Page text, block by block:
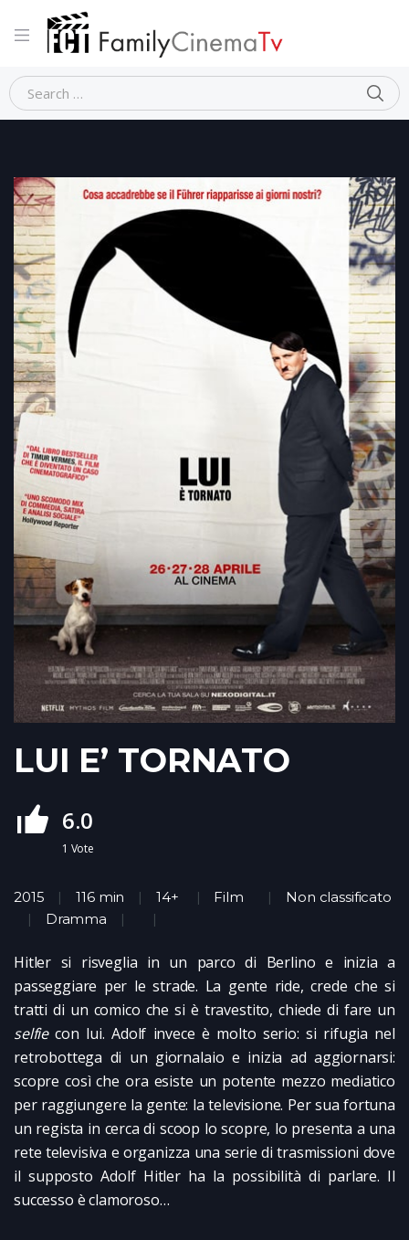
Home Dramma
LUI E’ TORNATO
6.0
1 Vote
2015 116 min 14+ Film
Non classificato
Dramma
Hitler si risveglia in un parco di Berlino e inizia a
passeggiare per le strade. La gente ride, crede che si
tratti di un comico che si è travestito, chiede di fare un
selfiecon lui. Adolf invece è molto serio: si rifugia nel
retrobottega di un giornalaio e inizia ad aggiornarsi:
scopre così che ora esiste un potente mezzo mediatico
per raggiungere la gente: la televisione. Per sua fortuna
un regista in cerca di scoop lo scopre, lo presenta a una
rete televisiva e organizza una serie di trasmissioni dove
il supposto Adolf Hitler ha la possibilità di parlare. Il
successo è clamoroso…